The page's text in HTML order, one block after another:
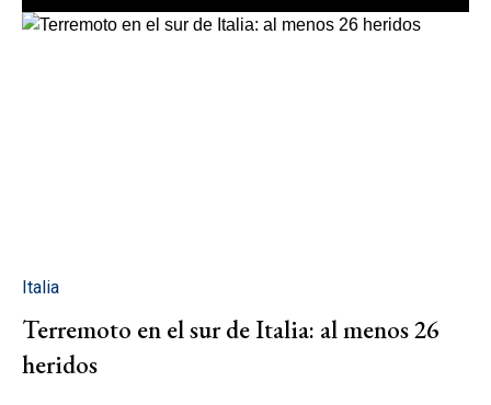
Italia
Terremoto en el sur de Italia: al menos 26
heridos